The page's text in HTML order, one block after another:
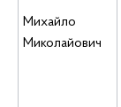
Михайло
Миколайович